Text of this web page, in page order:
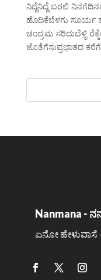
ನಿದ್ದೆನಿದ್ದೆ ಬರಲಿ
ಹೊದಿಕೆಬೆಳಗು ಸೂರ್ಯ
ಚಂದ್ರಮ ಸರಿದುಬೆಳ್ಳಿ
ಜೊತೆಗೆಸುಪ್ರಭಾತದ
Nanmana -
ಏನೋ ಹೇಳುವಾಸೆ